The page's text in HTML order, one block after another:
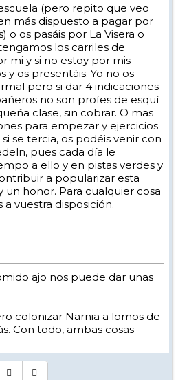
(pero repito que veo
más dispuesto a pagar por
o os pasáis por La Visera o
los carriles de
mi y si no estoy por mis
y os presentáis. Yo no os
pero si dar 4 indicaciones
no son profes de esquí
clase, sin cobrar. O mas
para empezar y ejercicios
se tercia, os podéis venir con
pues cada día le
a ello y en pistas verdes y
a popularizar esta
un honor. Para cualquier cosa
vuestra disposición.
ajo nos puede dar unas
colonizar Narnia a lomos de
Con todo, ambas cosas
: voy de extremo a extremo